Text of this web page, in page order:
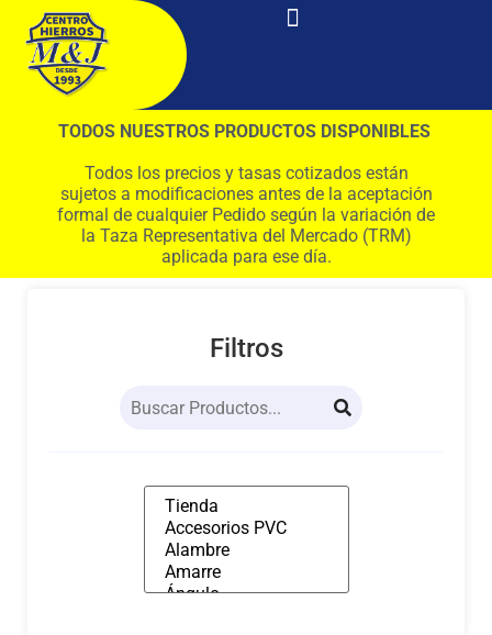
TODOS NUESTROS PRODUCTOS DISPONIBLES
Todos los precios y tasas cotizados están
sujetos a modificaciones antes de la aceptación
formal de cualquier Pedido según la variación de
la Taza Representativa del Mercado (TRM)
aplicada para ese día.
Filtros